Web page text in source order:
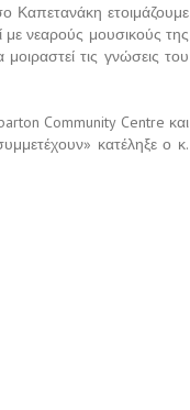
Καπετανάκη ετοιμάζουμε
νεαρούς μουσικούς της
τις γνώσεις του
Community Centre και
κατέληξε ο κ.